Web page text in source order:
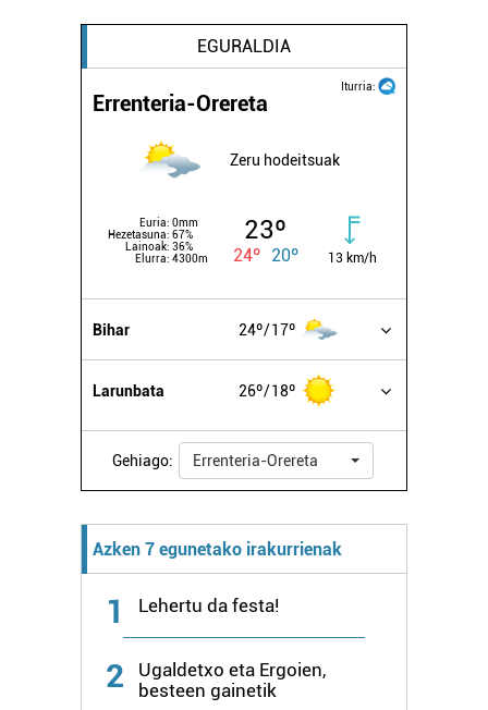
EGURALDIA
Iturria:
Errenteria-Orereta
Zeru hodeitsuak
Euria: 0mm
Hezetasuna: 67%
Lainoak: 36%
Elurra: 4300m
23º
24º 20º 13 km/h
Bihar 24º 17º
Larunbata 26º 18º
Gehiago: Errenteria-Orereta
Azken 7 egunetako irakurrienak
1 Lehertu da festa!
2
Ugaldetxo eta Ergoien,
besteen gainetik